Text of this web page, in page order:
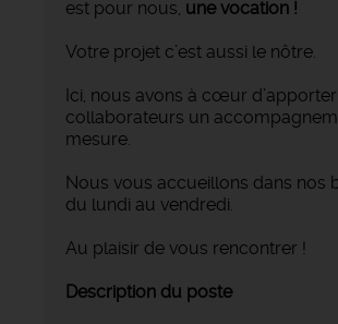
est pour nous, une vocation !
Votre projet c’est aussi le nôtre.
Ici, nous avons à cœur
collaborateurs un
mesure.
Nous vous accueillons dans nos
du lundi au vendredi.
Au plaisir de vous rencontrer !
Description du poste